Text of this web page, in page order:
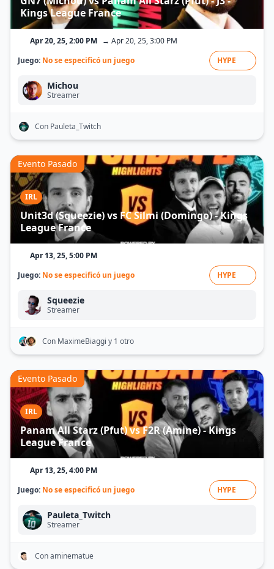
Kings League France
Apr 20, 25, 2:00 PM → Apr 20, 25, 3:00 PM
Juego: No se especificó un juego HYPE
Michou
Streamer
Con Pauleta_Twitch
IRL
Unit3d (Squeezie) vs FC Silmi (Domingo) - Kings
League France
Evento Pasado
Apr 13, 25, 5:00 PM
Juego: No se especificó un juego HYPE
Squeezie
Streamer
Con MaximeBiaggi y 1 otro
IRL
Panam All Starz (Pfut) vs F2R (Amine) - Kings
League France
Evento Pasado
Apr 13, 25, 4:00 PM
Juego: No se especificó un juego HYPE
Pauleta_Twitch
Streamer
Con aminematue